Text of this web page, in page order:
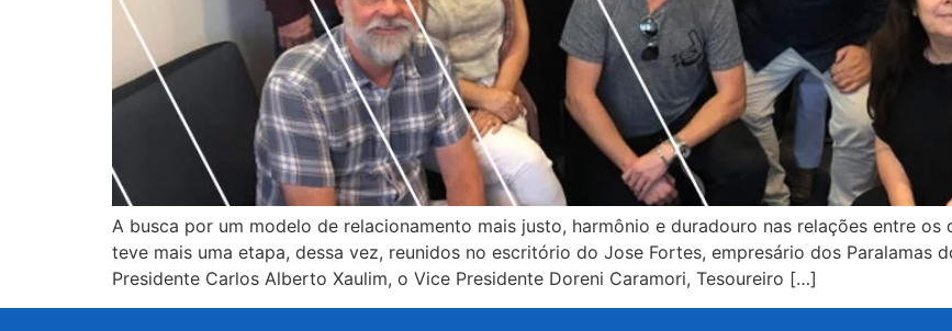
A busca por um modelo de relacionamento mais justo, harmônio e duradouro nas relações entre
teve mais uma etapa, dessa vez, reunidos no escritório do Jose Fortes, empresário dos Paralamas
Presidente Carlos Alberto Xaulim, o Vice Presidente Doreni Caramori, Tesoureiro […]